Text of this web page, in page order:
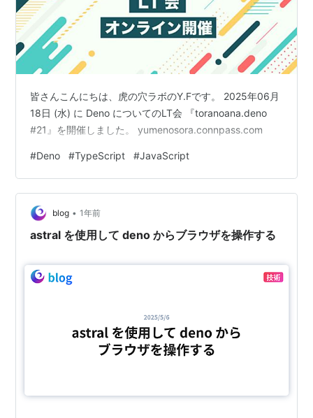
皆さんこんにちは、虎の穴ラボのY.Fです。 2025年06月
18日 (水) に Deno についてのLT会 『toranoana.deno
#21』を開催しました。 yumenosora.connpass.com
#Deno #TypeScript #JavaScript
blog • 1年前
astral を使用して deno からブラウザを操作する